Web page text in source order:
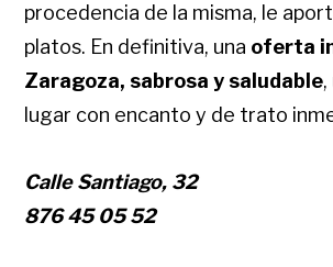
procedencia de la misma, le
platos. En definitiva, una oferta
Zaragoza, sabrosa y saludable
lugar con encanto y de trato
Calle Santiago, 32
876 45 05 52